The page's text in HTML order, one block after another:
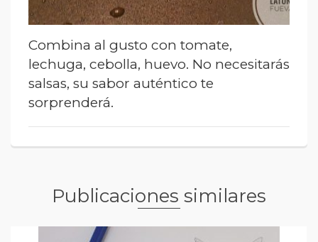
Combina al gusto con tomate,
lechuga, cebolla, huevo. No necesitarás
salsas, su sabor auténtico te
sorprenderá.
Publicaciones similares